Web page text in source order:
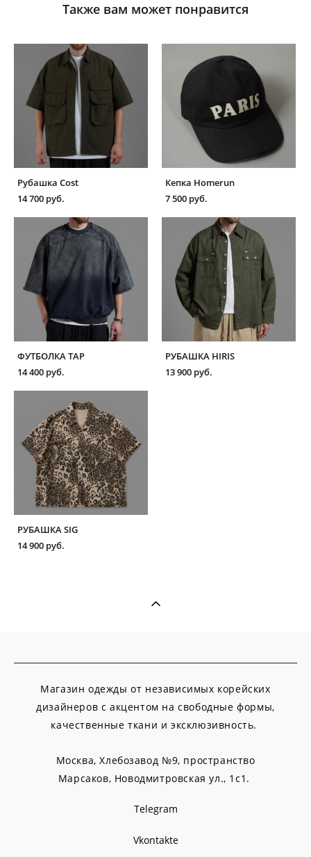
Также вам может понравится
Рубашка Cost
14 700 pуб.
Кепка Homerun
7 500 pуб.
ФУТБОЛКА TAP
14 400 pуб.
РУБАШКА HIRIS
13 900 pуб.
РУБАШКА SIG
14 900 pуб.
Магазин одежды от независимых корейских
дизайнеров с акцентом на свободные формы,
качественные ткани и эксклюзивность.
Москва, Хлебозавод №9, пространство
Марсаков, Новодмитровская ул., 1с1.
Telegram
Vkontakte